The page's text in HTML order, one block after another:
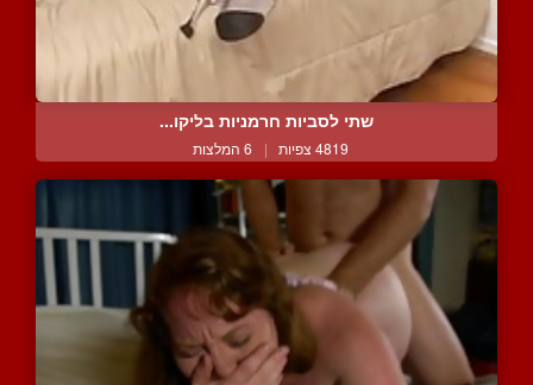
שתי לסביות חרמניות בליקו...
4819 צפיות | 6 המלצות